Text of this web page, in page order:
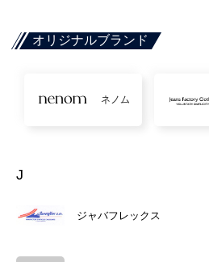
オリジナルブランド
ネノム
J
ジャバフレックス